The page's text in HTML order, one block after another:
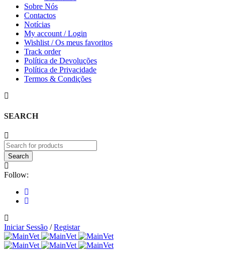
Sobre Nós
Contactos
Notícias
My account / Login
Wishlist / Os meus favoritos
Track order
Política de Devoluções
Política de Privacidade
Termos & Condições
SEARCH
Follow:
Iniciar Sessão /Registar